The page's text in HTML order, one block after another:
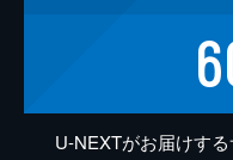
U-NEXTがお届けす